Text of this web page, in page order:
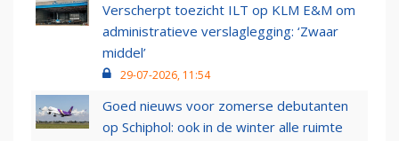
Verscherpt toezicht ILT op KLM E&M om
administratieve verslaglegging: ‘Zwaar
middel’
29-07-2026, 11:54
Goed nieuws voor zomerse debutanten
op Schiphol: ook in de winter alle ruimte